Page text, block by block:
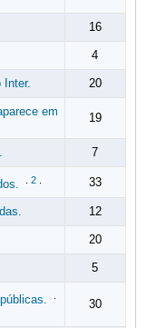
16
4
Inter. 20
em
19
7
2. 33
12
20
5
30